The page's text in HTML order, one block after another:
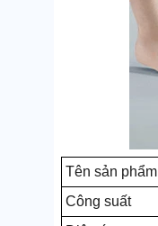
Tên sản phẩm
Công suất